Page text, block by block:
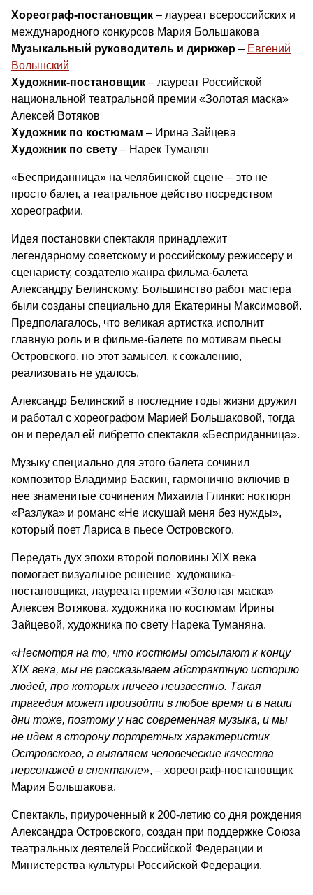
Хореограф-постановщик – лауреат всероссийских и
международного конкурсов Мария Большакова
Музыкальный руководитель и дирижер – Евгений
Волынский
Художник-постановщик – лауреат Российской
национальной театральной премии «Золотая маска»
Алексей Вотяков
Художник по костюмам – Ирина Зайцева
Художник по свету – Нарек Туманян
«Бесприданница» на челябинской сцене – это не
просто балет, а театральное действо посредством
хореографии.
Идея постановки спектакля принадлежит
легендарному советскому и российскому режиссеру и
сценаристу, создателю жанра фильма-балета
Александру Белинскому. Большинство работ мастера
были созданы специально для Екатерины Максимовой.
Предполагалось, что великая артистка исполнит
главную роль и в фильме-балете по мотивам пьесы
Островского, но этот замысел, к сожалению,
реализовать не удалось.
Александр Белинский в последние годы жизни дружил
и работал с хореографом Марией Большаковой, тогда
он и передал ей либретто спектакля «Бесприданница».
Музыку специально для этого балета сочинил
композитор Владимир Баскин, гармонично включив в
нее знаменитые сочинения Михаила Глинки: ноктюрн
«Разлука» и романс «Не искушай меня без нужды»,
который поет Лариса в пьесе Островского.
Передать дух эпохи второй половины XIX века
помогает визуальное решение художника-
постановщика, лауреата премии «Золотая маска»
Алексея Вотякова, художника по костюмам Ирины
Зайцевой, художника по свету Нарека Туманяна.
«Несмотря на то, что костюмы отсылают к концу
XIX века, мы не рассказываем абстрактную историю
людей, про которых ничего неизвестно. Такая
трагедия может произойти в любое время и в наши
дни тоже, поэтому у нас современная музыка, и мы
не идем в сторону портретных характеристик
Островского, а выявляем человеческие качества
персонажей в спектакле», – хореограф-постановщик
Мария Большакова.
Спектакль, приуроченный к 200-летию со дня рождения
Александра Островского, создан при поддержке Союза
театральных деятелей Российской Федерации и
Министерства культуры Российской Федерации.